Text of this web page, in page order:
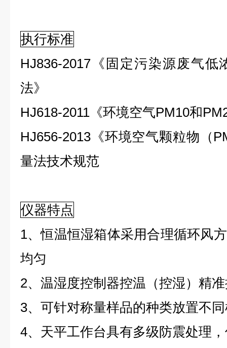
执行标准
HJ836-2017《固定污染源废气
法》
HJ618-2011《环境空气PM10和
HJ656-2013《环境空气颗粒物（
量法技术规范
仪器特点
1、恒温恒湿箱体采用合理循环风
均匀
2、温湿度控制器控温（控湿）精
3、可针对称量样品的种类放置不
4、天平工作台具有多级防震处理